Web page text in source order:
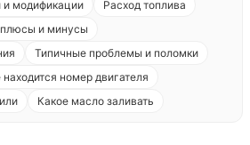
и модификации
Расход топлива
и минусы
Типичные проблемы и поломки
находится номер двигателя
Какое масло заливать